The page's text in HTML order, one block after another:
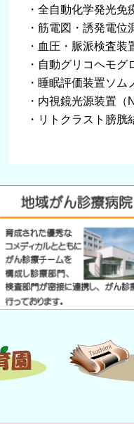
・全自動化学発光免
・筋電図・誘発電位
・血圧・脈派検査装
・自動グリコヘモグ
・睡眠評価装置ソ
・内視鏡光源装置（
・リトクラスト膀胱